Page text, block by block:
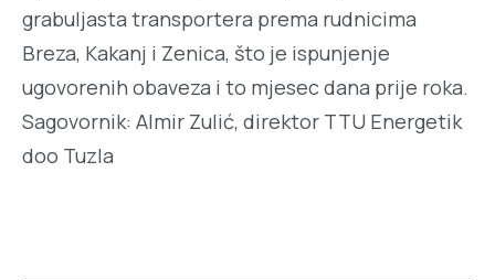
grabuljasta transportera prema rudnicima
Breza, Kakanj i Zenica, što je ispunjenje
ugovorenih obaveza i to mjesec dana prije roka.
Sagovornik: Almir Zulić, direktor TTU Energetik
doo Tuzla